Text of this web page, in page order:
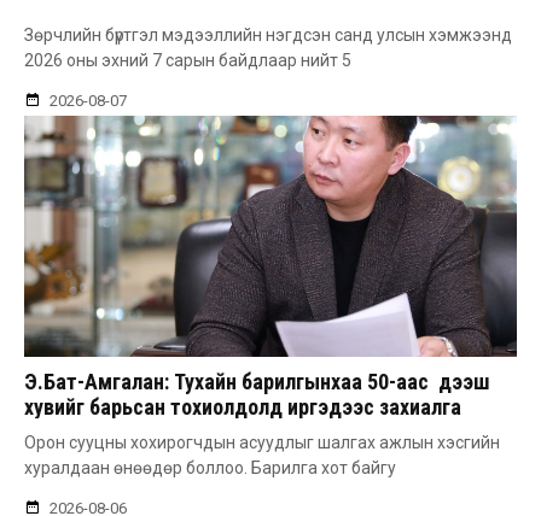
Зөрчлийн бүртгэл мэдээллийн нэгдсэн санд улсын хэмжээнд
2026 оны эхний 7 сарын байдлаар нийт 5
2026-08-07
Э.Бат-Амгалан: Тухайн барилгынхаа 50-аас дээш
хувийг барьсан тохиолдолд иргэдээс захиалга
авдаг болгоно
Орон сууцны хохирогчдын асуудлыг шалгах ажлын хэсгийн
хуралдаан өнөөдөр боллоо. Барилга хот байгу
2026-08-06